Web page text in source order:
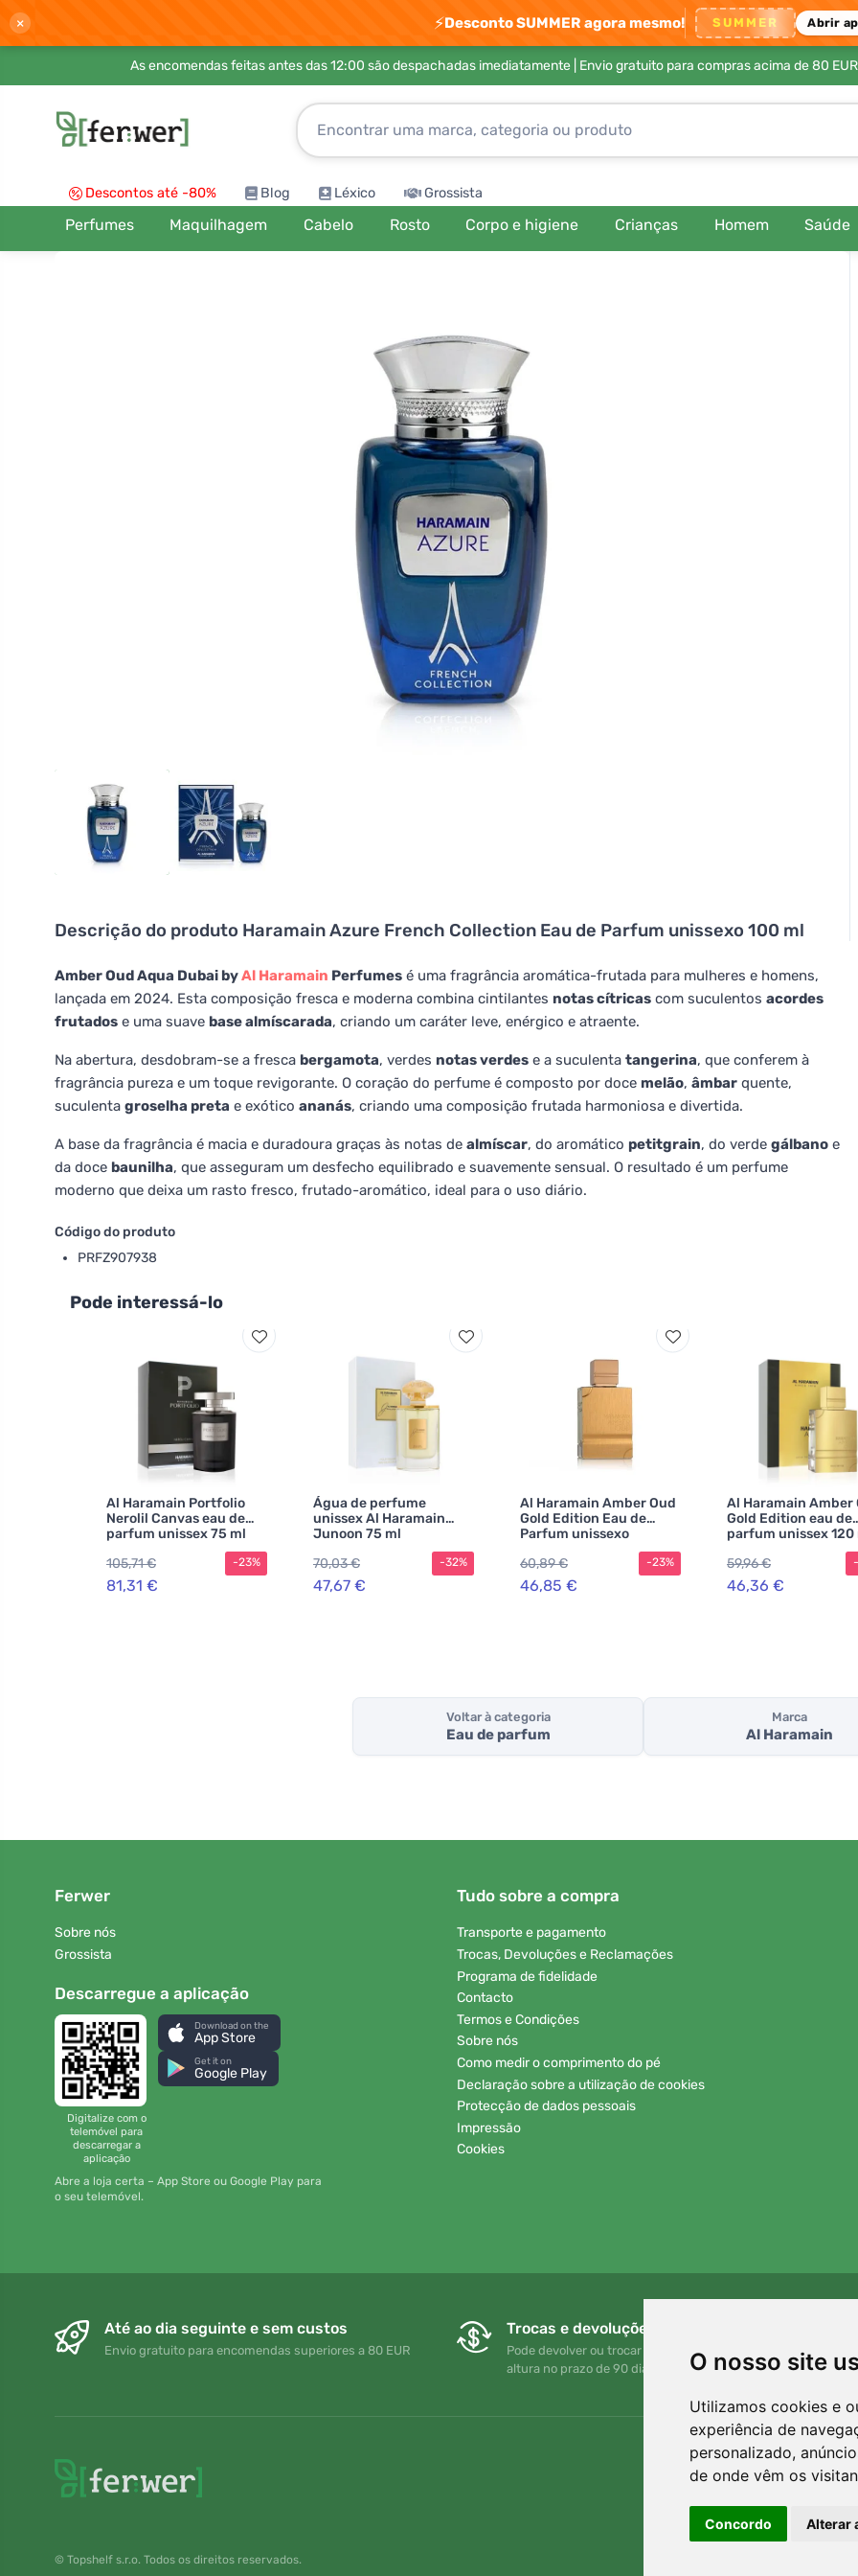
O nosso site
Utilizamos cookies e
experiência de
personalizado,
de onde vêm os
Concordo Alterar
× ⚡Desconto SUMMER agora mesmo! SUMMER Abrir
As encomendas feitas antes das 12:00 são despachadas imediatamente | Envio gratuito para compras acima de 80 EUR
Descontos até -80% Blog Léxico Grossista
Perfumes Maquilhagem Cabelo Rosto Corpo e higiene Crianças Homem Saúde
Descrição do produto Haramain Azure French Collection Eau de Parfum unissexo 100 ml
Amber Oud Aqua Dubai byAl Haramain Perfumes é uma fragrância aromática-frutada para mulheres e homens,
lançada em 2024. Esta composição fresca e moderna combina cintilantes notas cítricas com suculentos acordes
frutados e uma suave base almíscarada, criando um caráter leve, enérgico e atraente.
Na abertura, desdobram-se a fresca bergamota, verdes notas verdes e a suculenta tangerina, que conferem à
fragrância pureza e um toque revigorante. O coração do perfume é composto por doce melão, âmbar quente,
suculenta groselha preta e exótico ananás, criando uma composição frutada harmoniosa e divertida.
A base da fragrância é macia e duradoura graças às notas de almíscar, do aromático petitgrain, do verde gálbano e
da doce baunilha, que asseguram um desfecho equilibrado e suavemente sensual. O resultado é um perfume
moderno que deixa um rasto fresco, frutado-aromático, ideal para o uso diário.
Código do produto
PRFZ907938
Pode interessá-lo
Al Haramain Portfolio
Nerolil Canvas eau de
parfum unissex 75 ml
105,71 €
81,31 €
-23%
Água de perfume
unissex Al Haramain
Junoon 75 ml
70,03 €
47,67 €
-32%
Al Haramain Amber Oud
Gold Edition Eau de
Parfum unissexo
60,89 €
46,85 €
-23%
Al Haramain Amber
Gold Edition eau de
parfum unissex 120
59,96 €
46,36 €
Voltar à categoria
Eau de parfum
Marca
Al Haramain
Ferwer
Sobre nós
Grossista
Descarregue a aplicação
Digitalize com o
telemóvel para
descarregar a
aplicação
Download on the
App Store
Get it on
Google Play
Abre a loja certa – App Store ou Google Play para
o seu telemóvel.
Tudo sobre a compra
Transporte e pagamento
Trocas, Devoluções e Reclamações
Programa de fidelidade
Contacto
Termos e Condições
Sobre nós
Como medir o comprimento do pé
Declaração sobre a utilização de cookies
Protecção de dados pessoais
Impressão
Cookies
Até ao dia seguinte e sem custos
Envio gratuito para encomendas superiores a 80 EUR
Trocas e devoluções gratuitas
Pode devolver ou trocar a sua encomenda em qualquer
altura no prazo de 90 dias
© Topshelf s.r.o. Todos os direitos reservados.